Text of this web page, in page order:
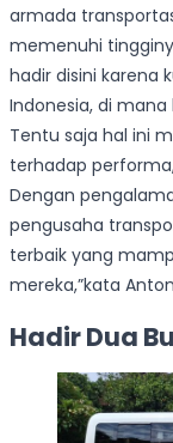
armada
memenuhi
hadir disini karena
Indonesia, di
Tentu saja hal ini
terhadap
Dengan
pengusaha
terbaik yang
mereka,”kata
Hadir Dua